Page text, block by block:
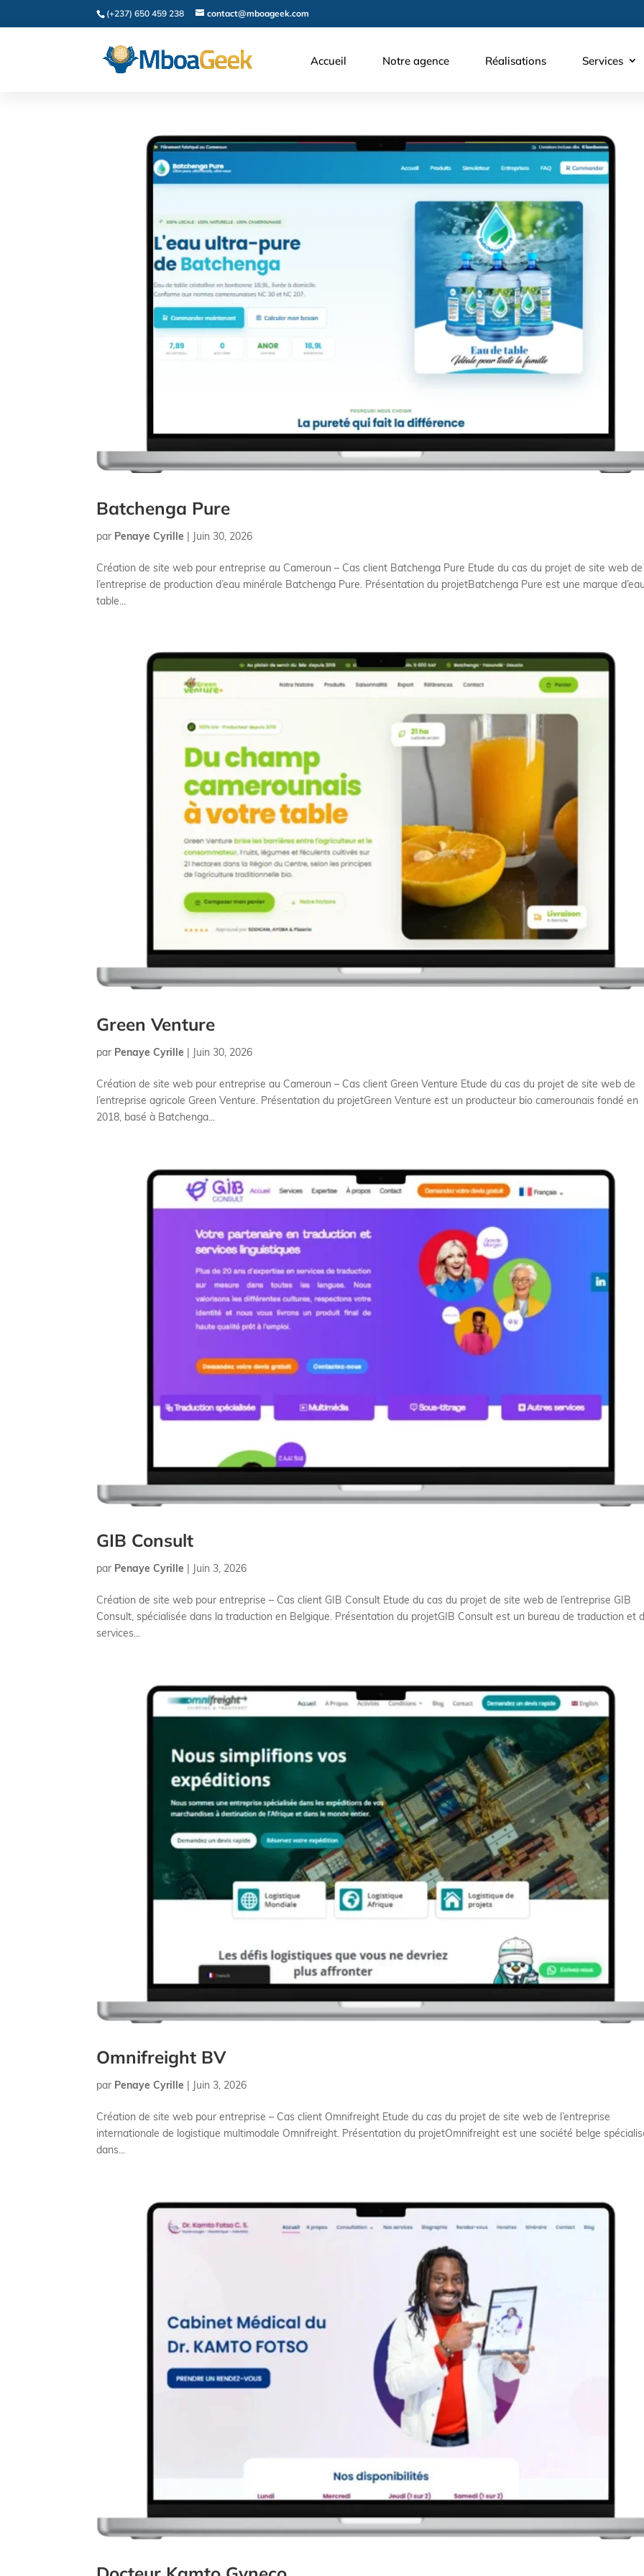
(+237) 650 459 238 contact@mboageek.com
Accueil Notre agence Réalisations Services
Batchenga Pure
par Penaye Cyrille | Juin 30, 2026
Création de site web pour entreprise au Cameroun – Cas client Batchenga Pure Etude du cas du projet de site web de
l’entreprise de production d’eau minérale Batchenga Pure. Présentation du projetBatchenga Pure est une marque
table...
Green Venture
par Penaye Cyrille | Juin 30, 2026
Création de site web pour entreprise au Cameroun – Cas client Green Venture Etude du cas du projet de site web de
l’entreprise agricole Green Venture. Présentation du projetGreen Venture est un producteur bio camerounais fondé en
2018, basé à Batchenga...
GIB Consult
par Penaye Cyrille | Juin 3, 2026
Création de site web pour entreprise – Cas client GIB Consult Etude du cas du projet de site web de l’entreprise GIB
Consult, spécialisée dans la traduction en Belgique. Présentation du projetGIB Consult est un bureau de traduction et
services...
Omnifreight BV
par Penaye Cyrille | Juin 3, 2026
Création de site web pour entreprise – Cas client Omnifreight Etude du cas du projet de site web de l’entreprise
internationale de logistique multimodale Omnifreight. Présentation du projetOmnifreight est une société belge
dans...